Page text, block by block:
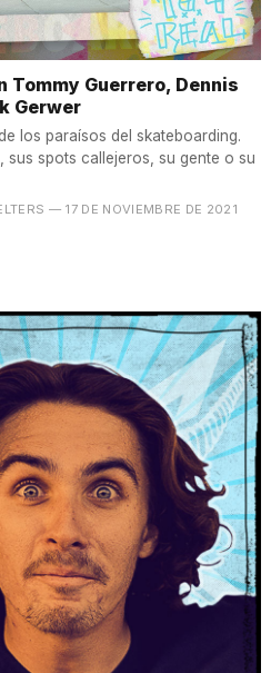
Tommy Guerrero, Dennis
Gerwer
los paraísos del skateboarding.
sus spots callejeros, su gente o su
— 17 DE NOVIEMBRE DE 2021